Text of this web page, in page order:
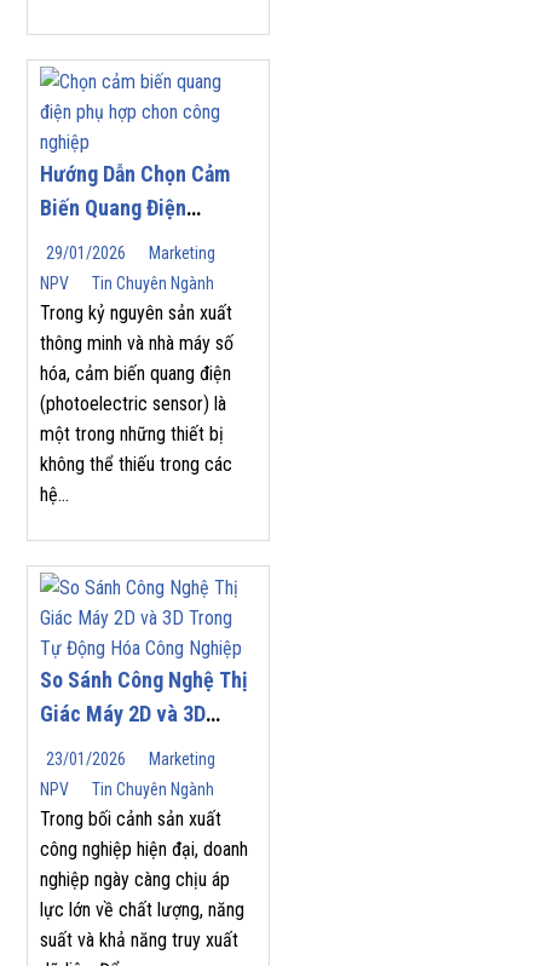
Hướng Dẫn Chọn Cảm
Biến Quang Điện
(Photoelectric Sensor)
Phù Hợp Cho Tự Động
Hóa Công Nghiệp
29/01/2026
Marketing
NPV
Tin Chuyên Ngành
Trong kỷ nguyên sản xuất
thông minh và nhà máy số
hóa, cảm biến quang điện
(photoelectric sensor) là
một trong những thiết bị
không thể thiếu trong các
hệ...
So Sánh Công Nghệ Thị
Giác Máy 2D và 3D
Trong Tự Động Hóa
Công Nghiệp
23/01/2026
Marketing
NPV
Tin Chuyên Ngành
Trong bối cảnh sản xuất
công nghiệp hiện đại, doanh
nghiệp ngày càng chịu áp
lực lớn về chất lượng, năng
suất và khả năng truy xuất